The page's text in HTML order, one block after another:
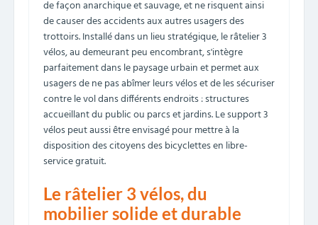
de façon anarchique et sauvage, et ne risquent ainsi
de causer des accidents aux autres usagers des
trottoirs. Installé dans un lieu stratégique, le râtelier 3
vélos, au demeurant peu encombrant, s'intègre
parfaitement dans le paysage urbain et permet aux
usagers de ne pas abîmer leurs vélos et de les sécuriser
contre le vol dans différents endroits : structures
accueillant du public ou parcs et jardins. Le support 3
vélos peut aussi être envisagé pour mettre à la
disposition des citoyens des bicyclettes en libre-
service gratuit.
Le râtelier 3 vélos, du
mobilier solide et durable